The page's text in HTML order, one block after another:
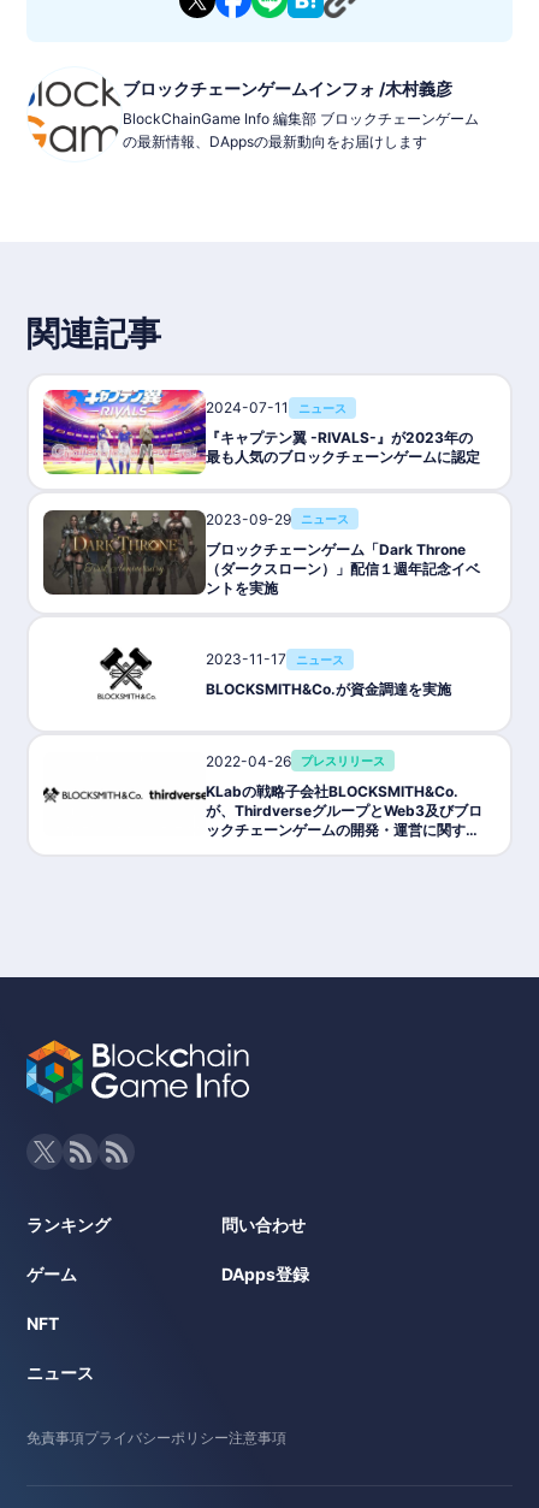
ブロックチェーンゲームインフォ /木村義彦
BlockChainGame Info 編集部 ブロックチェーンゲーム
の最新情報、DAppsの最新動向をお届けします
関連記事
2024-07-11 ニュース
『キャプテン翼 -RIVALS-』が2023年の
最も人気のブロックチェーンゲームに認定
2023-09-29 ニュース
ブロックチェーンゲーム「Dark Throne
（ダークスローン）」配信１週年記念イベ
ントを実施
2023-11-17 ニュース
BLOCKSMITH&Co.が資金調達を実施
2022-04-26 プレスリリース
KLabの戦略子会社BLOCKSMITH&Co.
が、ThirdverseグループとWeb3及びブロ
ックチェーンゲームの開発・運営に関する
ランキング
ゲーム
NFT
ニュース
問い合わせ
DApps登録
免責事項プライバシーポリシー注意事項